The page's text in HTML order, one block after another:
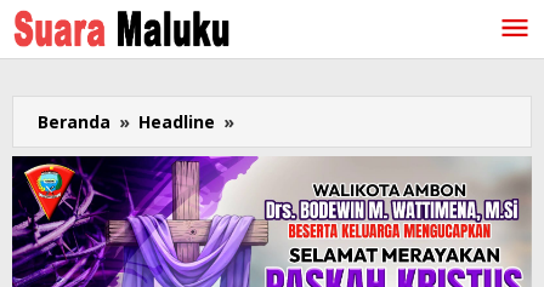
Lewati
ke
konten
Beranda » Headline »
Persaudaraan,
Sinode
GPM
Serahkan
Hewan
Kurban